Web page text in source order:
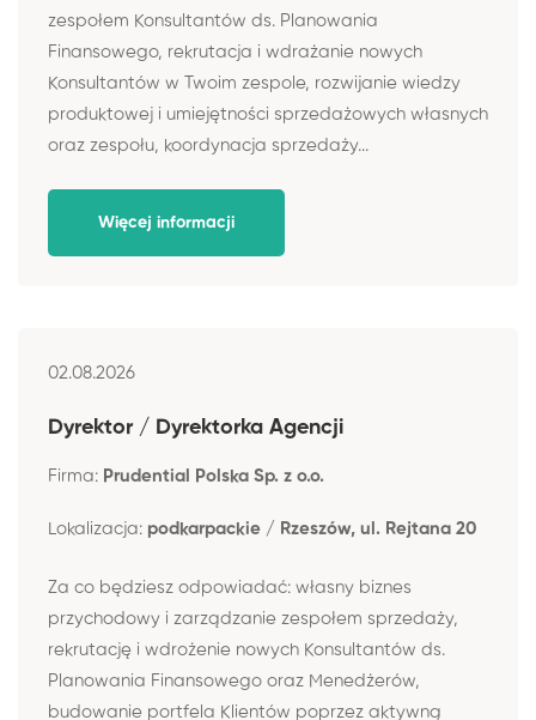
zespołem Konsultantów ds. Planowania
Finansowego, rekrutacja i wdrażanie nowych
Konsultantów w Twoim zespole, rozwijanie wiedzy
produktowej i umiejętności sprzedażowych własnych
oraz zespołu, koordynacja sprzedaży...
Więcej informacji
02.08.2026
Dyrektor / Dyrektorka Agencji
Firma: Prudential Polska Sp. z o.o.
Lokalizacja: podkarpackie / Rzeszów, ul. Rejtana 20
Za co będziesz odpowiadać: własny biznes
przychodowy i zarządzanie zespołem sprzedaży,
rekrutację i wdrożenie nowych Konsultantów ds.
Planowania Finansowego oraz Menedżerów,
budowanie portfela Klientów poprzez aktywną